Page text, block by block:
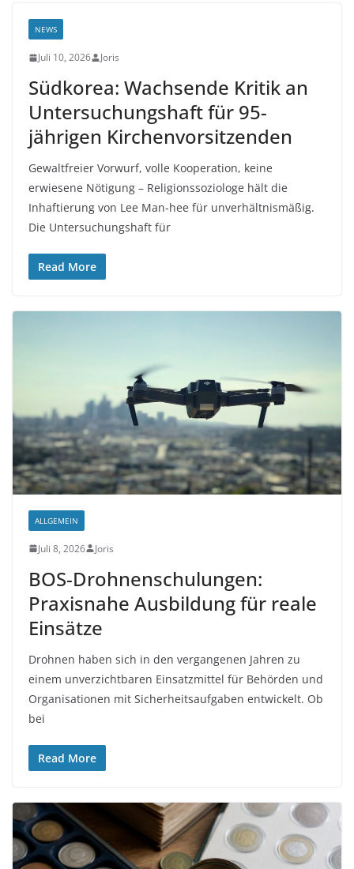
NEWS
Juli 10, 2026 Joris
Südkorea: Wachsende Kritik an
Untersuchungshaft für 95-
jährigen Kirchenvorsitzenden
Gewaltfreier Vorwurf, volle Kooperation, keine
erwiesene Nötigung – Religionssoziologe hält die
Inhaftierung von Lee Man-hee für unverhältnismäßig.
Die Untersuchungshaft für
Read More
ALLGEMEIN
Juli 8, 2026 Joris
BOS-Drohnenschulungen:
Praxisnahe Ausbildung für reale
Einsätze
Drohnen haben sich in den vergangenen Jahren zu
einem unverzichtbaren Einsatzmittel für Behörden und
Organisationen mit Sicherheitsaufgaben entwickelt. Ob
bei
Read More